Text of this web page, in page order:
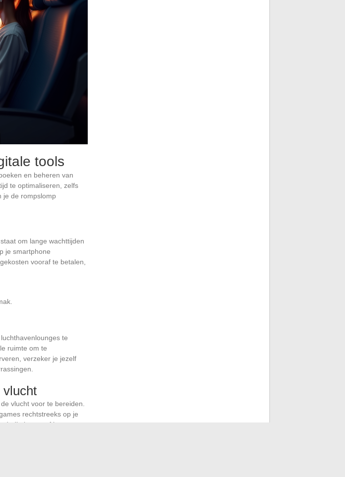
tools
en beheren van
te optimaliseren, zelfs
je de rompslomp
om lange wachttijden
je smartphone
vooraf te betalen,
te
ruimte om te
verzeker je jezelf
vlucht
vlucht voor te bereiden.
rechtstreeks op je
die je vooraf kunt